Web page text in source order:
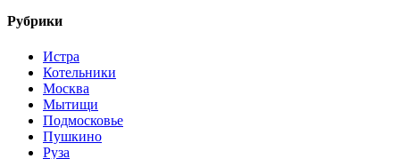
Рубрики
Истра
Котельники
Москва
Мытищи
Подмосковье
Пушкино
Руза